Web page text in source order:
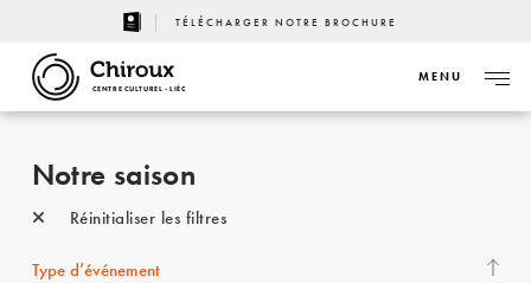
TÉLÉCHARGER NOTRE BROCHURE
CENTRE CULTUREL - LIÈGE
MENU
Notre saison
Réinitialiser les filtres
Type d’événement